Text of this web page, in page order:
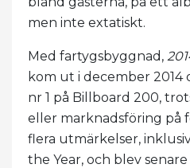
men inte extatiskt.
Med fartygsbyggnad,
kom ut i december 2014
nr 1 på Billboard 200,
eller marknadsföring på
flera utmärkelser,
the Year, och blev